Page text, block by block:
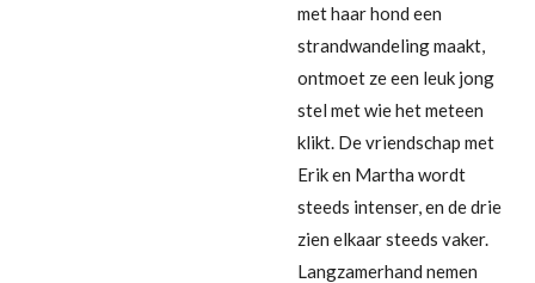
met haar hond een
strandwandeling maakt,
ontmoet ze een leuk jong
stel met wie het meteen
klikt. De vriendschap met
Erik en Martha wordt
steeds intenser, en de drie
zien elkaar steeds vaker.
Langzamerhand nemen